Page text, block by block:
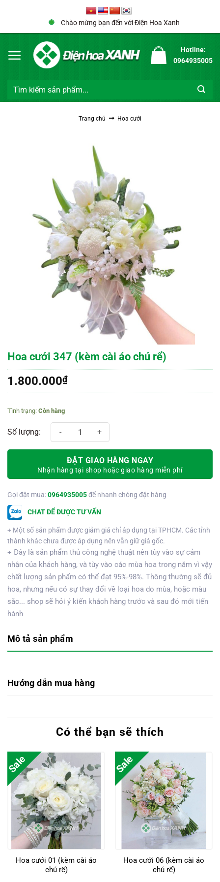
Chào mừng bạn đến với Điện Hoa Xanh
Hotline:
0964935005
Tìm
Trang chủ Hoa cưới
Hoa cưới 347 (kèm cài áo chú rể)
1.800.000₫
Còn hàng
Hoa cưới 347 (kèm cài áo chú rể) số lượng
ĐẶT GIAO HÀNG NGAY
Nhận hàng tại shop hoặc giao hàng miễn phí
Gọi đặt mua:0964935005để nhanh chóng đặt hàng
CHAT ĐỂ ĐƯỢC TƯ VẤN
+ Một số sản phẩm được giảm giá chỉ áp dụng tại TPHCM. Các tỉnh
thành khác chưa được áp dụng nên vẫn giữ giá gốc.
+ Đây là sản phẩm thủ công nghệ thuật nên tùy vào sự cảm
nhận của khách hàng, và tùy vào các mùa hoa trong năm vì vậy
chất lượng sản phẩm có thể đạt 95%-98%. Thông thường sẽ đủ
hoa, nhưng nếu có sự thay đổi về loại hoa do mùa, hoặc màu
sắc... shop sẽ hỏi ý kiến khách hàng trước và sau đó mới tiến
hành
Mô tả sản phẩm
Hướng dẫn mua hàng
Có thể bạn sẽ thích
Sale
Hoa cưới 01 (kèm cài áo
chú rể)
Sale
Hoa cưới 06 (kèm cài áo
chú rể)